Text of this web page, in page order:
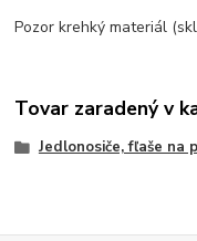
Pozor krehký materiál
Tovar zaradený v
Jedlonosiče, fľaše na